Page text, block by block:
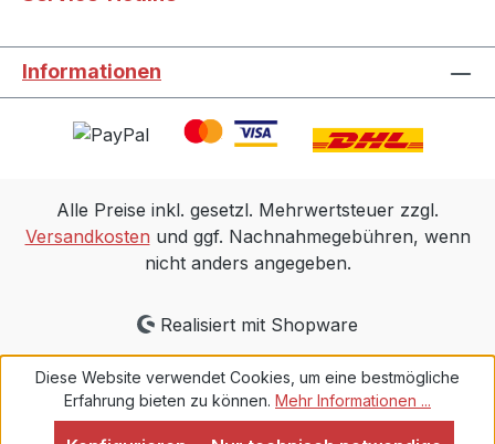
Informationen
Alle Preise inkl. gesetzl. Mehrwertsteuer zzgl.
Versandkosten und ggf. Nachnahmegebühren, wenn
nicht anders angegeben.
Realisiert mit Shopware
Diese Website verwendet Cookies, um eine bestmögliche
Erfahrung bieten zu können. Mehr Informationen ...